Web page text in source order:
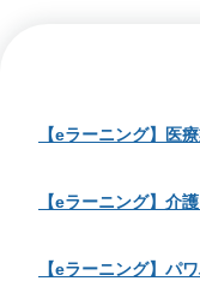
【eラーニング】医
【eラーニング】介
【eラーニング】パ